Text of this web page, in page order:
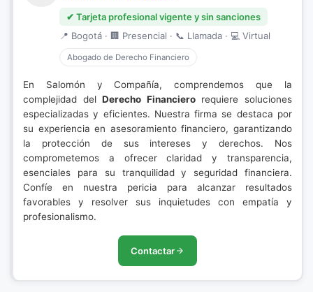
✔ Tarjeta profesional vigente y sin sanciones
📍 Bogotá · 🏢 Presencial · 📞 Llamada · 💻 Virtual
Abogado de Derecho Financiero
En Salomón y Compañía, comprendemos que la
complejidad delDerecho Financierorequiere soluciones
especializadas y eficientes. Nuestra firma se destaca por
su experiencia en asesoramiento financiero, garantizando
la protección de sus intereses y derechos. Nos
comprometemos a ofrecer claridad y transparencia,
esenciales para su tranquilidad y seguridad financiera.
Confíe en nuestra pericia para alcanzar resultados
favorables y resolver sus inquietudes con empatía y
profesionalismo.
Contactar